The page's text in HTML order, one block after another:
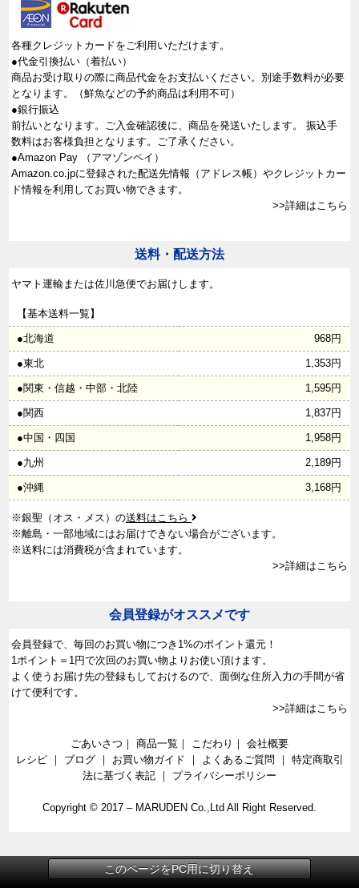
各種クレジットカードをご利用いただけます。
●代金引換払い（着払い）
商品お受け取りの際に商品代金をお支払いください。別途手数料が必要
となります。（鮮魚などの予約商品は利用不可）
●銀行振込
前払いとなります。ご入金確認後に、商品を発送いたします。 振込手
数料はお客様負担となります。ご了承ください。
●Amazon Pay （アマゾンペイ）
Amazon.co.jpに登録された配送先情報（アドレス帳）やクレジットカー
ド情報を利用してお買い物できます。
>>詳細はこちら
送料・配送方法
ヤマト運輸または佐川急便でお届けします。
【基本送料一覧】
●北海道 968円
●東北 1,353円
●関東・信越・中部・北陸 1,595円
●関西 1,837円
●中国・四国 1,958円
●九州 2,189円
●沖縄 3,168円
※銀聖（オス・メス）の送料はこちら
※離島・一部地域にはお届けできない場合がございます。
※送料には消費税が含まれています。
>>詳細はこちら
会員登録がオススメです
会員登録で、毎回のお買い物につき1%のポイント還元！
1ポイント＝1円で次回のお買い物よりお使い頂けます。
よく使うお届け先の登録もしておけるので、面倒な住所入力の手間が省
けて便利です。
>>詳細はこちら
ごあいさつ ｜ 商品一覧 ｜ こだわり ｜ 会社概要
レシピ｜ ブログ｜ お買い物ガイド ｜ よくあるご質問 ｜ 特定商取引
法に基づく表記 ｜ プライバシーポリシー
Copyright © 2017 – MARUDEN Co.,Ltd All Right Reserved.
このページをPC用に切り替え